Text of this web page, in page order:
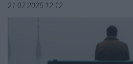
21.07.2025 12:12